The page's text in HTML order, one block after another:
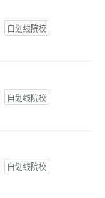
自划线院校
自划线院校
自划线院校